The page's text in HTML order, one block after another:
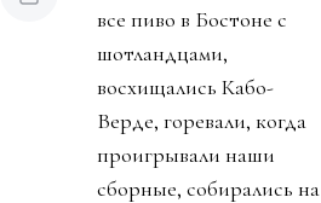
все пиво в Бостоне с
шотландцами,
восхищались Кабо-
Верде, горевали, когда
проигрывали наши
сборные, собирались на